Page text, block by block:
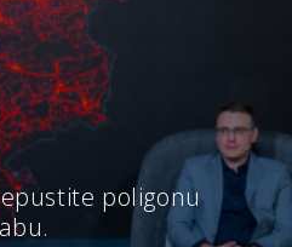
poligonu